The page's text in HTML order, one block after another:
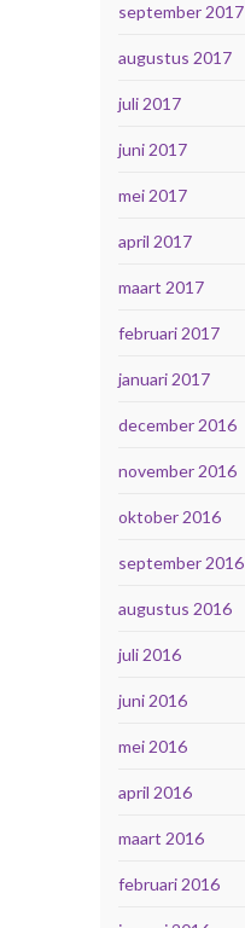
september 2017
augustus 2017
juli 2017
juni 2017
mei 2017
april 2017
maart 2017
februari 2017
januari 2017
december 2016
november 2016
oktober 2016
september 2016
augustus 2016
juli 2016
juni 2016
mei 2016
april 2016
maart 2016
februari 2016